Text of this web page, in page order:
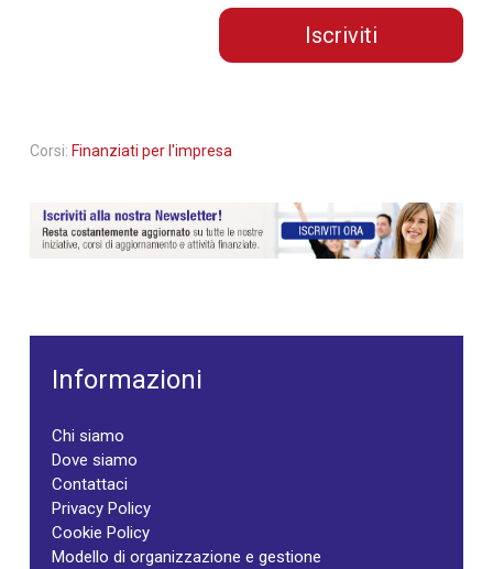
Iscriviti
Corsi: Finanziati per l'impresa
Informazioni
Chi siamo
Dove siamo
Contattaci
Privacy Policy
Cookie Policy
Modello di organizzazione e gestione